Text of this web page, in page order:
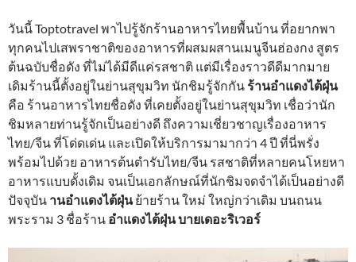
วันนี้ Toptotravel พาไปรู้จักร้านอาหารไทยพื้นบ้าน ที่อยากพา
ทุกคนไปเสพราชาติของอาหารที่ผสมผสานเมนูจีนฮ่องกง สูตร
ต้นฉบับชื่อดัง ที่ไม่ได้มีดีแค่รสชาติ แต่มีเรื่องราวดีดีมากมาย
เดิมร้านนี้ตั้งอยู่ในย่านสุขุมวิท นักชิมรู้จักกัน ร้านอำแดงไต้ฝุ่น
คือ ร้านอาหารไทยชื่อดัง ที่เคยตั้งอยู่ในย่านสุขุมวิท เชื่อว่านัก
ชิมหลายท่านรู้จักเป็นอย่างดี ถึงความเชี่ยวชาญเรื่องอาหาร
ไทย/จีน ที่โด่ดเด่น และเปิดให้บริการมามากว่า 4 ปี ที่นี่พรั่ง
พร้อมไปด้วย อาหารต้นตำรับไทย/จีน รสชาติที่หลายคนโหยหา
อาหารแบบดั้งเดิม จนเป็นเอกลักษณ์ที่นักชิมจดจำได้เป็นอย่างดี
ปัจจุบัน านอำแดงไต้ฝุ่นย้ายร้าน ใหม่ ใหญ่กว่าเดิม บนถนน
พระราม 3 ชื่อร้าน อำแดงไต้ฝุ่น บายเดอะริเวอร์